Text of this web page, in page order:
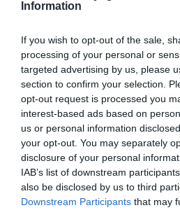
Information
If you wish to opt-out of the sale,
processing of your personal or
targeted advertising by us, please
section to confirm your selection.
opt-out request is processed you
interest-based ads based on
us or personal information
your opt-out. You may separately
disclosure of your personal
IAB’s list of downstream
also be disclosed by us to third
Downstream Participants that may
encore davantage dans la
Vous saurez d’abord tout sur
la chance d’assister à une
ostréiculteur. Si cela ne vous a
rassasié, une pause pique-
journée sur un banc de sable.
de faire un plouf pour se
Réservez ce